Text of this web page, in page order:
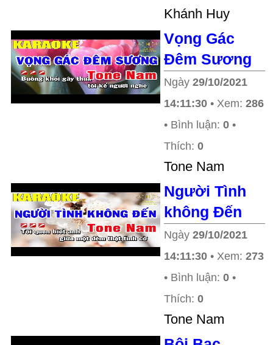
Khánh Huy
Vọng Gác
Đêm Sương
Ngày 29/10/2021
14:11:30 • Xem: 286
• Bình luận: 0 •
Thích: 0
Tone Nam
Người Tình
không Đến
Ngày 29/10/2021
14:11:30 • Xem: 273
• Bình luận: 0 •
Thích: 0
Tone Nam